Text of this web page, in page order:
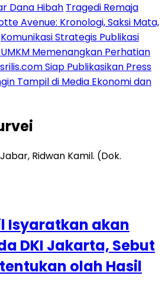
Dana Hibah Tragedi Remaja
Avenue: Kronologi, Saksi Mata,
Komunikasi Strategis Publikasi
Memenangkan Perhatian
Siap Publikasikan Press
Tampil di Media Ekonomi dan
Isyaratkan akan
DKI Jakarta, Sebut
olah Hasil